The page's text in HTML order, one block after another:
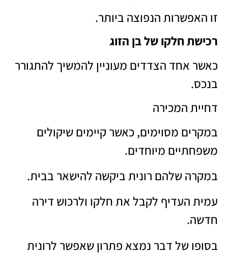
זו האפשרות הנפוצה ביותר.
רכישת חלקו של בן הזוג
כאשר אחד הצדדים מעוניין להמשיך להתגורר
בנכס.
דחיית המכירה
במקרים מסוימים, כאשר קיימים שיקולים
משפחתיים מיוחדים.
במקרה שלהם רונית ביקשה להישאר בבית.
עמית העדיף לקבל את חלקו ולרכוש דירה
חדשה.
בסופו של דבר נמצא פתרון שאפשר לרונית